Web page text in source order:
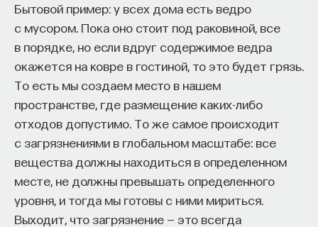
Бытовой пример: у всех дома есть ведро
с мусором. Пока оно стоит под раковиной, все
в порядке, но если вдруг содержимое ведра
окажется на ковре в гостиной, то это будет грязь.
То есть мы создаем место в нашем
пространстве, где размещение каких-либо
отходов допустимо. То же самое происходит
с загрязнениями в глобальном масштабе: все
вещества должны находиться в определенном
месте, не должны превышать определенного
уровня, и тогда мы готовы с ними мириться.
Выходит, что загрязнение — это всегда
Naukka Talents— это не просто рекрутинговый
сервис, а комплексная платформа поддержки
специалистов на пути к карьере в глобальных
инновационных индустриях. Сервис помогает
преодолеть существующие барьеры через
обучение, карьерное сопровождение и прямые
связи с компаниями, заинтересованными
в высококвалифицированныхкадрах.​
Сервис создан для всех, кто хочет найти свой
путь в инновационных индустриях:
Учёных, инженеров и исследователей
о приемлемости того или иного теста или
технического изобретения для установления
степени вины подозреваемого. В 1920-х годах
в США Верховный суд рассматривал известное
дело Фрая: человека обвинили в убийстве
на основании показаний детектора лжи. Но были
вопросы, можно ли доверять этим показаниям,
являются ли они научными, в какой мере такие
показания могут доказывать вину человека.
Тогда Верховный суд принял тест Фрая, который
долго использовался в правоприменительной